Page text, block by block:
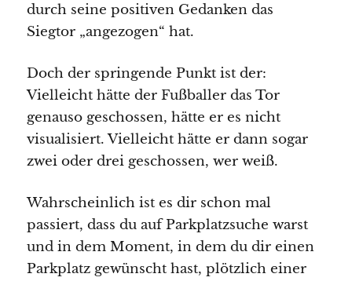
durch seine positiven Gedanken das
Siegtor „angezogen“ hat.
Doch der springende Punkt ist der:
Vielleicht hätte der Fußballer das Tor
genauso geschossen, hätte er es nicht
visualisiert. Vielleicht hätte er dann sogar
zwei oder drei geschossen, wer weiß.
Wahrscheinlich ist es dir schon mal
passiert, dass du auf Parkplatzsuche warst
und in dem Moment, in dem du dir einen
Parkplatz gewünscht hast, plötzlich einer